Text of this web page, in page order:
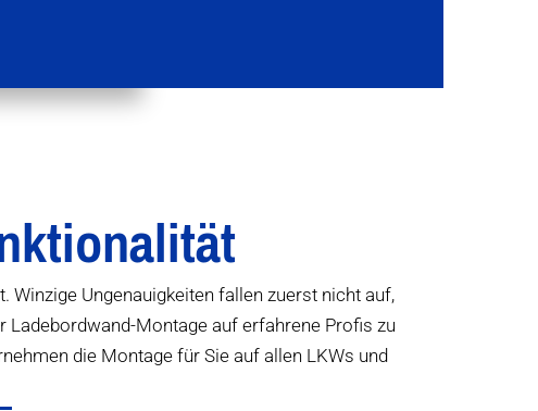
Winzige Ungenauigkeiten fallen zuerst nicht auf,
Ladebordwand-Montage auf erfahrene Profis zu
die Montage für Sie auf allen LKWs und